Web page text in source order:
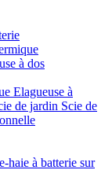
à dos
Elagueuse à
de jardin Scie de
haie à batterie sur